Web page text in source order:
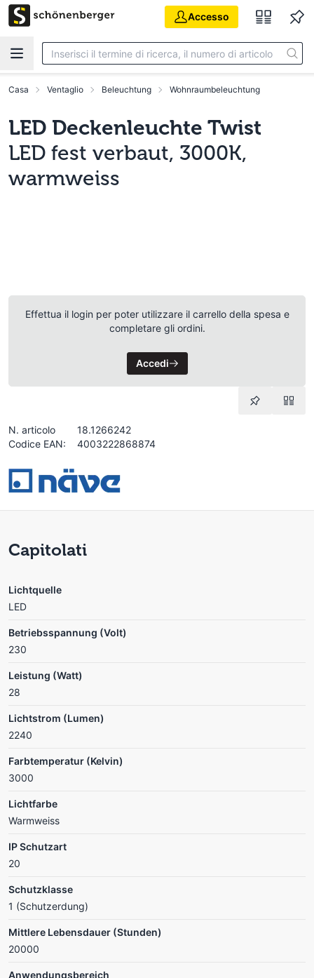
Vai al contenuto principale
Accesso
Casa Ventaglio Beleuchtung Wohnraumbeleuchtung
LED Deckenleuchte Twist
LED fest verbaut, 3000K,
warmweiss
Effettua il login per poter utilizzare il carrello della spesa e
completare gli ordini.
Accedi
N. articolo
18.1266242
Codice EAN:
4003222868874
Capitolati
Lichtquelle
LED
Betriebsspannung (Volt)
230
Leistung (Watt)
28
Lichtstrom (Lumen)
2240
Farbtemperatur (Kelvin)
3000
Lichtfarbe
Warmweiss
IP Schutzart
20
Schutzklasse
1 (Schutzerdung)
Mittlere Lebensdauer (Stunden)
20000
Anwendungsbereich